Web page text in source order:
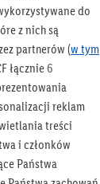
do
z nich są
partnerów (w tym
łącznie 6
reklam
treści
i członków
Państwa